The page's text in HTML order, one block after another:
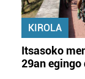
KIROLA
Itsasoko
29an egingo